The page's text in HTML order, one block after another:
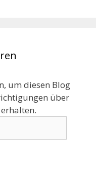
um diesen Blog
über